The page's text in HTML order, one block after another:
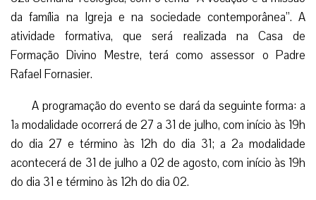
da família na Igreja e na sociedade contemporânea”. A
atividade formativa, que será realizada na Casa de
Formação Divino Mestre, terá como assessor o Padre
Rafael Fornasier.
A programação do evento se dará da seguinte forma: a
1ª modalidade ocorrerá de 27 a 31 de julho, com início às 19h
do dia 27 e término às 12h do dia 31; a 2ª modalidade
acontecerá de 31 de julho a 02 de agosto, com início às 19h
do dia 31 e término às 12h do dia 02.